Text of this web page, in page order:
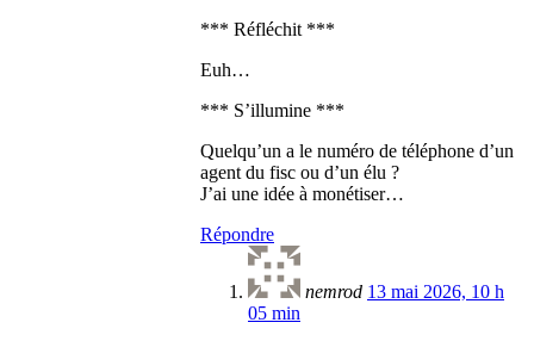
*** Réfléchit ***
Euh…
*** S’illumine ***
Quelqu’un a le numéro de téléphone d’un
agent du fisc ou d’un élu ?
J’ai une idée à monétiser…
Répondre
nemrod 13 mai 2026, 10 h
05 min